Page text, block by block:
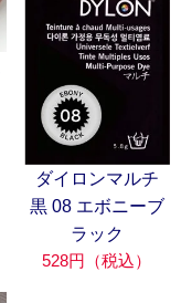
ダイロンマルチ
黒 08 エボニーブ
ラック
528円（税込）